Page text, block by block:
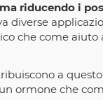
riducendo i
diverse
che come
a
ormone che